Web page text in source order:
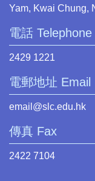
Yam, Kwai Chung,
電話 Telephone
2429 1221
電郵地址 Email
email@slc.edu.hk
傳真 Fax
2422 7104